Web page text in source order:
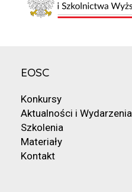
EOSC
Konkursy
Aktualności i Wydarzenia
Szkolenia
Materiały
Kontakt